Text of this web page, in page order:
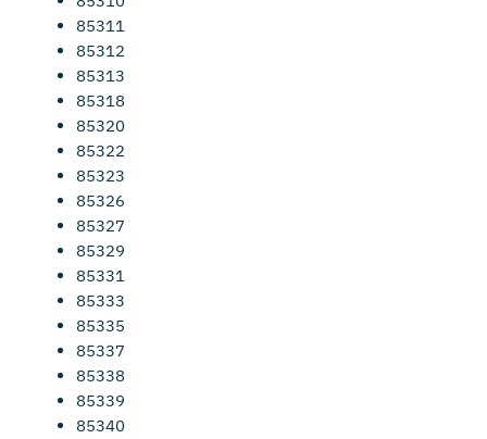
85311
85312
85313
85318
85320
85322
85323
85326
85327
85329
85331
85333
85335
85337
85338
85339
85340